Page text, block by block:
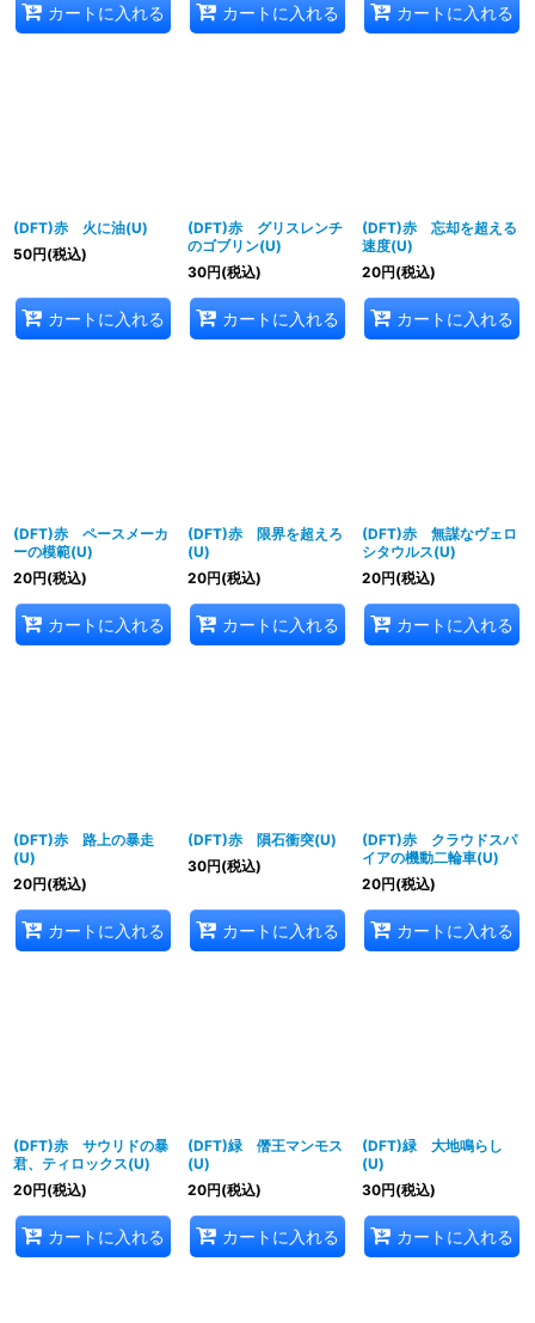
カートに入れる カートに入れる カートに入れる
(DFT)赤 火に油(U)
50円(税込)
カートに入れる
(DFT)赤 グリスレンチ
のゴブリン(U)
30円(税込)
カートに入れる
(DFT)赤 忘却を超える
速度(U)
20円(税込)
カートに入れる
(DFT)赤 ペースメーカ
ーの模範(U)
20円(税込)
カートに入れる
(DFT)赤 限界を超えろ
(U)
20円(税込)
カートに入れる
(DFT)赤 無謀なヴェロ
シタウルス(U)
20円(税込)
カートに入れる
(DFT)赤 路上の暴走
(U)
20円(税込)
カートに入れる
(DFT)赤 隕石衝突(U)
30円(税込)
カートに入れる
(DFT)赤 クラウドスパ
イアの機動二輪車(U)
20円(税込)
カートに入れる
(DFT)赤 サウリドの暴
君、ティロックス(U)
20円(税込)
カートに入れる
(DFT)緑 僭王マンモス
(U)
20円(税込)
カートに入れる
(DFT)緑 大地鳴らし
(U)
30円(税込)
カートに入れる